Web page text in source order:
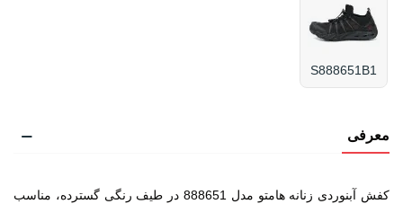
S888651B1
معرفی
کفش آبنوردی زنانه هامتو مدل 888651 در طیف رنگی گسترده، مناسب